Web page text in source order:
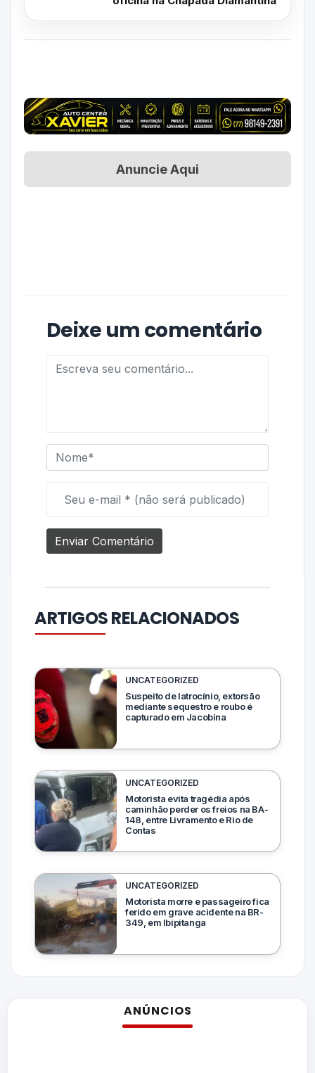
Anuncie Aqui
Deixe um comentário
ARTIGOS RELACIONADOS
UNCATEGORIZED
Suspeito de latrocínio, extorsão
mediante sequestro e roubo é
capturado em Jacobina
UNCATEGORIZED
Motorista evita tragédia após
caminhão perder os freios na BA-
148, entre Livramento e Rio de
Contas
UNCATEGORIZED
Motorista morre e passageiro fica
ferido em grave acidente na BR-
349, em Ibipitanga
ANÚNCIOS